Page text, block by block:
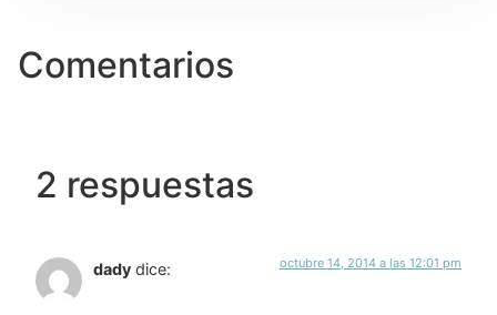
Comentarios
2 respuestas
dady dice: octubre 14, 2014 a las 12:01 pm